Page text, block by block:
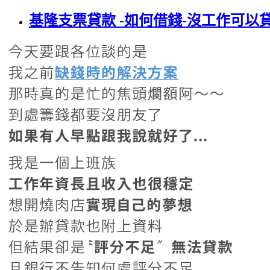
基隆支票貸款 -如何借錢-沒工作可以